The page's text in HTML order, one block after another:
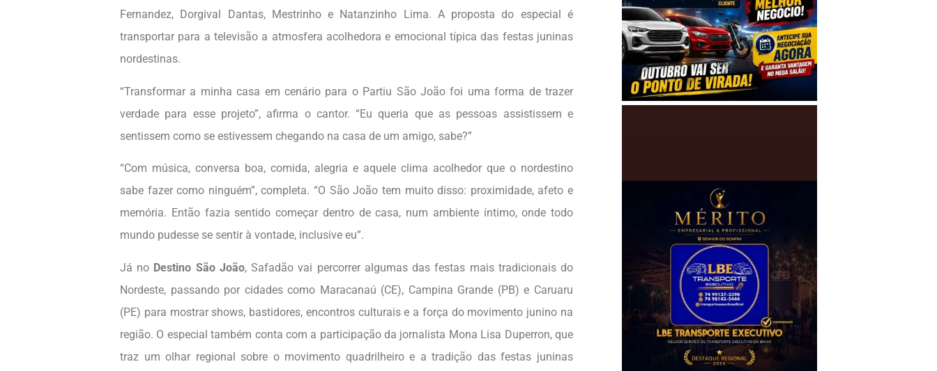
Fernandez, Dorgival Dantas, Mestrinho e Natanzinho Lima. A proposta do especial é
transportar para a televisão a atmosfera acolhedora e emocional típica das festas juninas
nordestinas.
“Transformar a minha casa em cenário para o Partiu São João foi uma forma de trazer
verdade para esse projeto”, afirma o cantor. “Eu queria que as pessoas assistissem e
sentissem como se estivessem chegando na casa de um amigo, sabe?”
“Com música, conversa boa, comida, alegria e aquele clima acolhedor que o nordestino
sabe fazer como ninguém”, completa. “O São João tem muito disso: proximidade, afeto e
memória. Então fazia sentido começar dentro de casa, num ambiente íntimo, onde todo
mundo pudesse se sentir à vontade, inclusive eu”.
Já no Destino São João, Safadão vai percorrer algumas das festas mais tradicionais do
Nordeste, passando por cidades como Maracanaú (CE), Campina Grande (PB) e Caruaru
(PE) para mostrar shows, bastidores, encontros culturais e a força do movimento junino na
região. O especial também conta com a participação da jornalista Mona Lisa Duperron, que
traz um olhar regional sobre o movimento quadrilheiro e a tradição das festas juninas